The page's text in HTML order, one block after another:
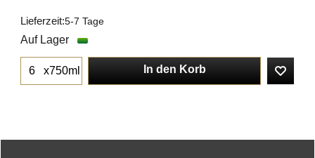
Lieferzeit:5-7 Tage
Auf Lager
x750ml In den Korb